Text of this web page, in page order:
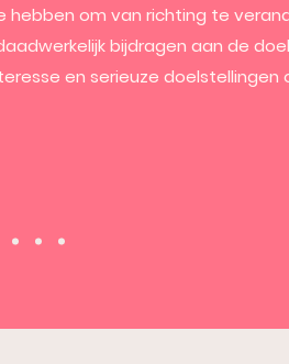
om van richting te
bijdragen aan de
en serieuze doelstellingen